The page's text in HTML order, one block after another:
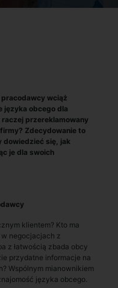
wciąż
języka obcego dla
przereklamowany
Zdecydowanie to
dowiedzieć się, jak
je dla swoich
klientem? Kto ma
negocjacjach z
z łatwością zbada obcy
przydatne informacje na
Wspólnym mianownikiem
języka obcego.